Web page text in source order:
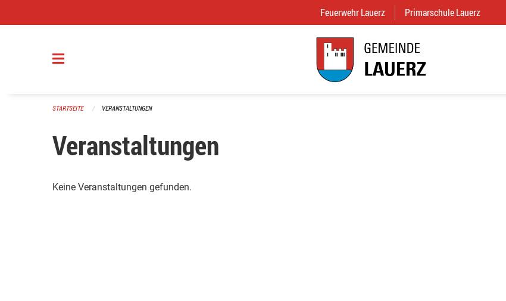
Feuerwehr Lauerz (External Link)
Primarschule Lauerz
STARTSEITE VERANSTALTUNGEN
Veranstaltungen
Keine Veranstaltungen gefunden.